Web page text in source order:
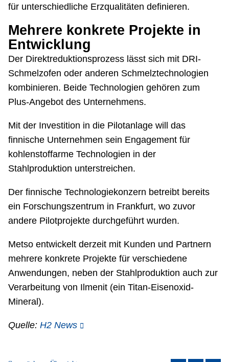
für unterschiedliche Erzqualitäten definieren.
Mehrere konkrete Projekte in
Entwicklung
Der Direktreduktionsprozess lässt sich mit DRI-
Schmelzofen oder anderen Schmelztechnologien
kombinieren. Beide Technologien gehören zum
Plus-Angebot des Unternehmens.
Mit der Investition in die Pilotanlage will das
finnische Unternehmen sein Engagement für
kohlenstoffarme Technologien in der
Stahlproduktion unterstreichen.
Der finnische Technologiekonzern betreibt bereits
ein Forschungszentrum in Frankfurt, wo zuvor
andere Pilotprojekte durchgeführt wurden.
Metso entwickelt derzeit mit Kunden und Partnern
mehrere konkrete Projekte für verschiedene
Anwendungen, neben der Stahlproduktion auch zur
Verarbeitung von Ilmenit (ein Titan-Eisenoxid-
Mineral).
Quelle: H2 News